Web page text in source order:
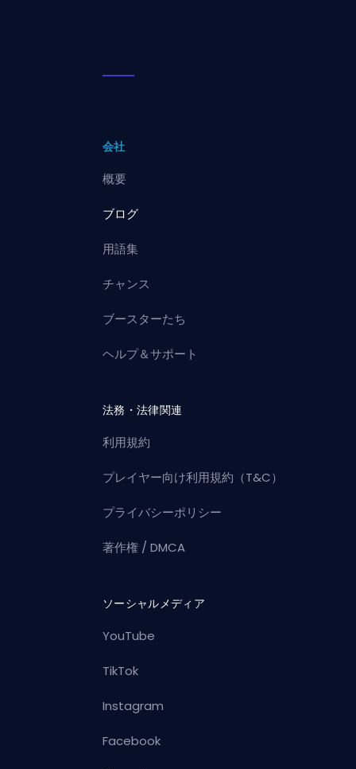
会社
概要
ブログ
用語集
チャンス
ブースターたち
ヘルプ＆サポート
法務・法律関連
利用規約
プレイヤー向け利用規約（T&C）
プライバシーポリシー
著作権 / DMCA
ソーシャルメディア
YouTube
TikTok
Instagram
Facebook